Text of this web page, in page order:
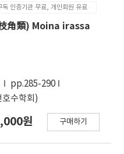
독 인증기관 무료, 개인회원 유료
角類) Moina irassa
pp.285-290
수학회)
원 구매하기